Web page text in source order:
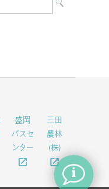
盛岡
バスセ
ンター
launch
三田
農林
(株)
launch